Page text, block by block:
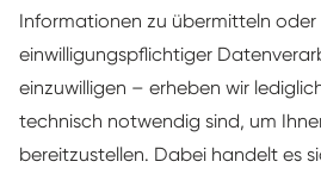
Informationen zu übermitteln
einwilligungspflichtiger
einzuwilligen – erheben wir
technisch notwendig sind, um
bereitzustellen. Dabei handelt es